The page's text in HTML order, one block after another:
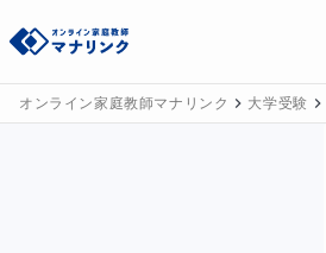
オンライン家庭教師マナリンク 大学受験